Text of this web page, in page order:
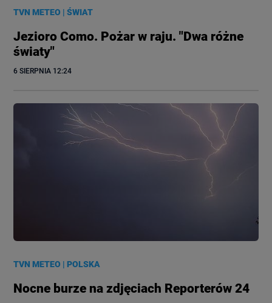
TVN METEO |ŚWIAT
Jezioro Como. Pożar w raju. "Dwa różne
światy"
6 SIERPNIA 12:24
TVN METEO |POLSKA
Nocne burze na zdjęciach Reporterów 24